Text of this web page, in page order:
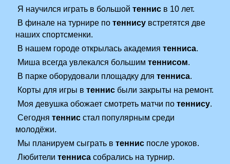
Я научился играть в большойтеннис в 10 лет.
В финале на турнире потеннису встретятся две
наших спортсменки.
В нашем городе открылась академиятенниса.
Миша всегда увлекался большимтеннисом.
В парке оборудовали площадку длятенниса.
Корты для игры втеннис были закрыты на ремонт.
Моя девушка обожает смотреть матчи потеннису.
Сегоднятеннисстал популярным среди
молодёжи.
Мы планируем сыграть втеннис после уроков.
Любителитеннисасобрались на турнир.